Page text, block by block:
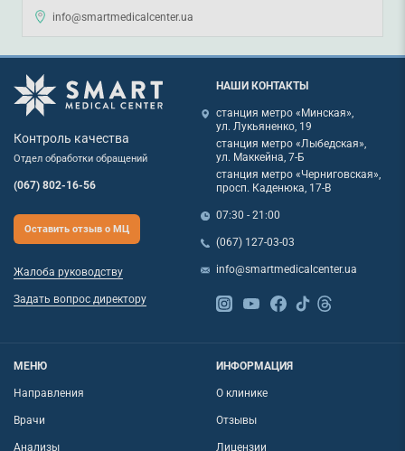
info@smartmedicalcenter.ua
Контроль качества
Отдел обработки обращений
(067) 802-16-56
Оставить отзыв о МЦ
Жалоба руководству
Задать вопрос директору
НАШИ КОНТАКТЫ
станция метро «Минская»,
ул. Лукьяненко, 19
станция метро «Лыбедская»,
ул. Маккейна, 7-Б
станция метро «Черниговская»,
просп. Каденюка, 17-В
07:30 - 21:00
(067) 127-03-03
info@smartmedicalcenter.ua
МЕНЮ
Направления
Врачи
Анализы
ИНФОРМАЦИЯ
О клинике
Отзывы
Лицензии